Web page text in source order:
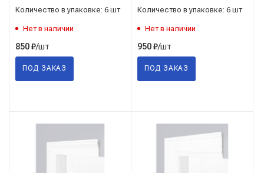
Количество в упаковке: 6 шт
Нет в наличии
850₽/шт
ПОД ЗАКАЗ
Количество в упаковке: 6 шт
Нет в наличии
950₽/шт
ПОД ЗАКАЗ